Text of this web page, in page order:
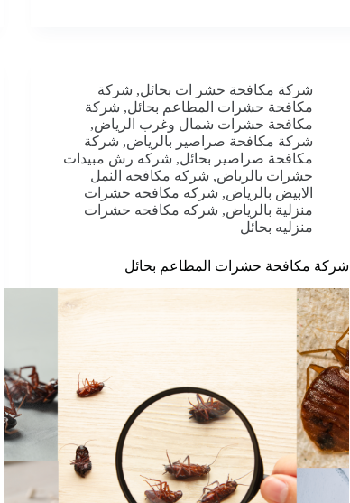
شركة مكافحة حشر ات بحائل, شركة
مكافحة حشرات المطاعم بحائل, شركة
مكافحة حشرات شمال وغرب الرياض,
شركة مكافحة صراصير بالرياض, شركة
مكافحة صراصير بحائل, شركه رش مبيدات
حشرات بالرياض, شركه مكافحه النمل
الابيض بالرياض, شركه مكافحه حشرات
منزلية بالرياض, شركه مكافحه حشرات
منزليه بحائل
شركة مكافحة حشرات المطاعم بحائل